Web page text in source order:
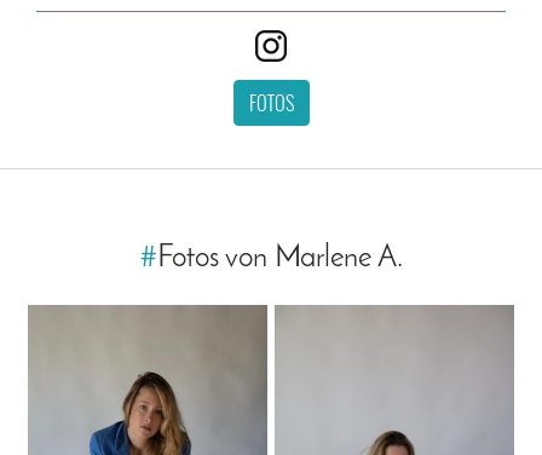
FOTOS
#Fotos von Marlene A.